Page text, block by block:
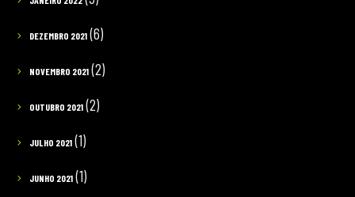
DEZEMBRO 2021(6)
NOVEMBRO 2021(2)
OUTUBRO 2021(2)
JULHO 2021(1)
JUNHO 2021(1)